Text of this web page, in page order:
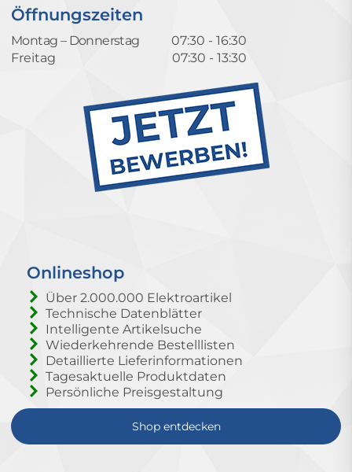
Öffnungszeiten
Montag – Donnerstag
07:30 - 16:30
Freitag
07:30 - 13:30
Onlineshop
Über 2.000.000 Elektroartikel
Technische Datenblätter
Intelligente Artikelsuche
Wiederkehrende Bestelllisten
Detaillierte Lieferinformationen
Tagesaktuelle Produktdaten
Persönliche Preisgestaltung
Shop entdecken